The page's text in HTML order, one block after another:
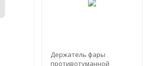
Держатель фары
противотуманной